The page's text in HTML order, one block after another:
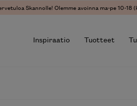
Skannolle! Olemme avoinna ma-pe 10-18
Inspiraatio Tuotteet